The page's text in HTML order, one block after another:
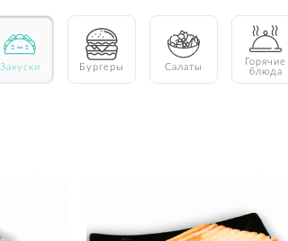
Закуски Бургеры Салаты
Горячие
блюда